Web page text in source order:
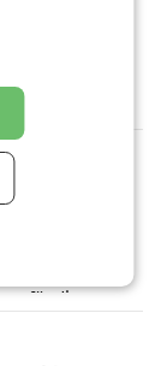
des Ex-
Christian
sich in
derzeit den
für die